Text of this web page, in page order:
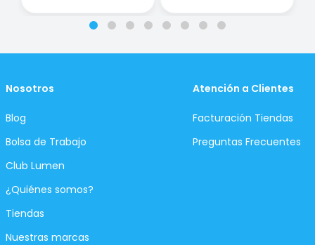
Nosotros
Blog
Bolsa de Trabajo
Club Lumen
¿Quiénes somos?
Tiendas
Nuestras marcas
Atención a Clientes
Facturación Tiendas
Preguntas Frecuentes